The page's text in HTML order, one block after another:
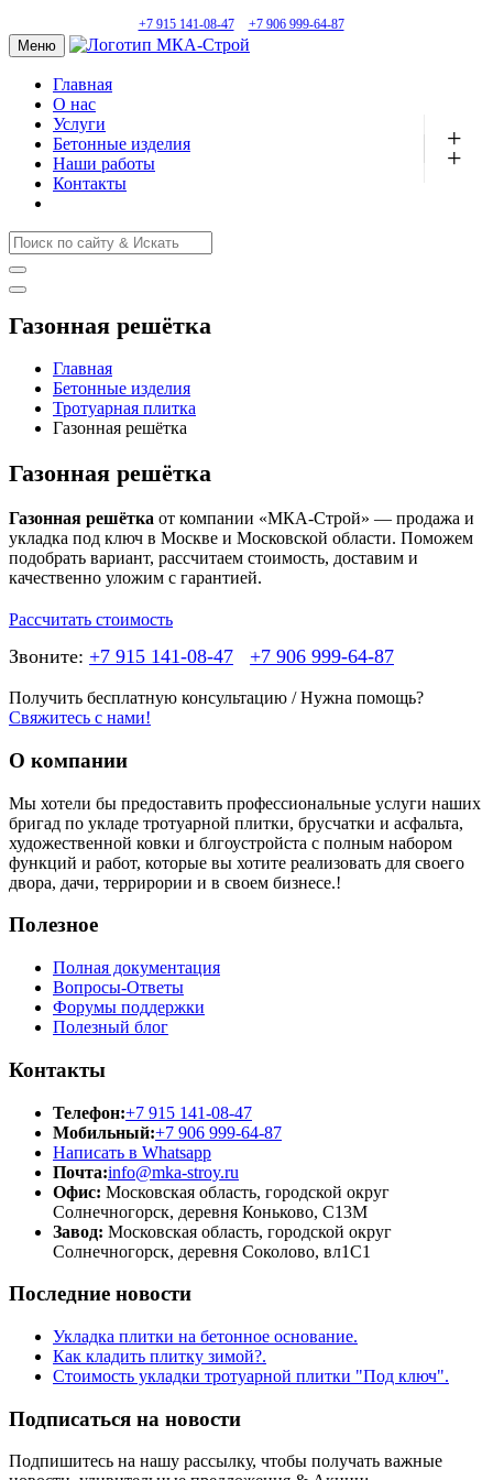
+7 915 141-08-47 +7 906 999-64-87
Меню
Главная
О нас
Услуги
+
Бетонные изделия
+
Наши работы
Контакты
Газонная решётка
Главная
Бетонные изделия
Тротуарная плитка
Газонная решётка
Газонная решётка
Газонная решётка от компании «МКА-Строй» — продажа и
укладка под ключ в Москве и Московской области. Поможем
подобрать вариант, рассчитаем стоимость, доставим и
качественно уложим с гарантией.
Рассчитать стоимость
Звоните: +7 915 141-08-47 +7 906 999-64-87
Получить бесплатную консультацию / Нужна помощь?
Свяжитесь с нами!
О компании
Мы хотели бы предоставить профессиональные услуги наших
бригад по укладе тротуарной плитки, брусчатки и асфальта,
художественной ковки и блгоустройста с полным набором
функций и работ, которые вы хотите реализовать для своего
двора, дачи, террирории и в своем бизнесе.!
Полезное
Полная документация
Вопросы-Ответы
Форумы поддержки
Полезный блог
Контакты
Телефон:+7 915 141-08-47
Мобильный:+7 906 999-64-87
Написать в Whatsapp
Почта:info@mka-stroy.ru
Офис: Московская область, городской округ
Солнечногорск, деревня Коньково, С13М
Завод: Московская область, городской округ
Солнечногорск, деревня Соколово, вл1С1
Последние новости
Укладка плитки на бетонное основание.
Как кладить плитку зимой?.
Стоимость укладки тротуарной плитки "Под ключ".
Подписаться на новости
Подпишитесь на нашу рассылку, чтобы получать важные